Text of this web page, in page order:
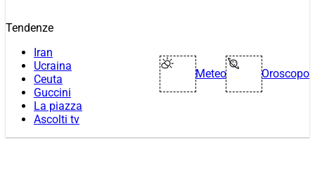
Tendenze
Iran
Ucraina
Ceuta
Guccini
La piazza
Ascolti tv
Meteo Oroscopo